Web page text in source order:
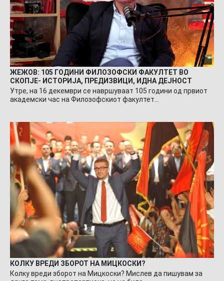
ЖЕЖОВ: 105 ГОДИНИ ФИЛОЗОФСКИ ФАКУЛТЕТ ВО
СКОПЈЕ- ИСТОРИЈА, ПРЕДИЗВИЦИ, ИДНА ДЕЈНОСТ
Утре, на 16 декември се навршуваат 105 години од првиот
академски час на Филозофскиот факултет…
КОЛКУ ВРЕДИ ЗБОРОТ НА МИЦКОСКИ?
Колку вреди зборот на Мицкоски? Мислев да пишувам за